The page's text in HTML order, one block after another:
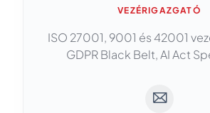
VEZÉRIGAZGATÓ
ISO 27001, 9001 és 42001
GDPR Black Belt, AI Act